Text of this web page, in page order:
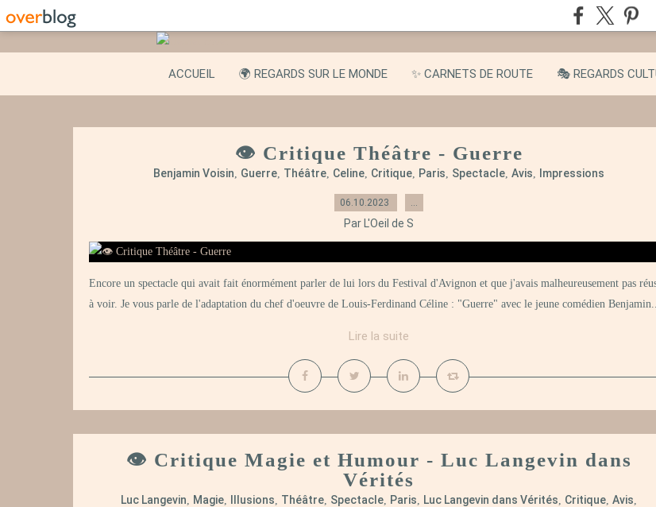
ACCUEIL 🌍 REGARDS SUR LE MONDE ✨ CARNETS DE ROUTE 🎭 REGARDS
👁️ Critique Théâtre - Guerre
Benjamin Voisin, Guerre, Théâtre, Celine, Critique, Paris, Spectacle, Avis, Impressions
06.10.2023 …
Par L'Oeil de S
Encore un spectacle qui avait fait énormément parler de lui lors du Festival d'Avignon et que j'avais malheureusement pas
à voir. Je vous parle de l'adaptation du chef d'oeuvre de Louis-Ferdinand Céline : "Guerre" avec le jeune comédien
Lire la suite
👁️ Critique Magie et Humour - Luc Langevin dans
Vérités
Luc Langevin, Magie, Illusions, Théâtre, Spectacle, Paris, Luc Langevin dans Vérités, Critique, Avis,